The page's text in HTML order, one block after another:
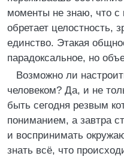
моменты не знаю, что с
обретает целостность,
единство. Этакая
парадоксальное, но
Возможно ли
человеком? Да, и не
быть сегодня резвым
пониманием, а завтра
и воспринимать
знать всё, что